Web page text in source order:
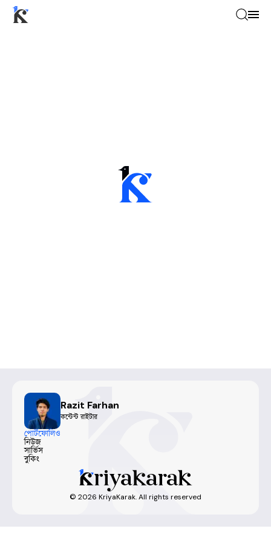
Razit Farhan
কন্টেন্ট রাইটার
পোর্টফোলিও
নিউজ
সার্ভিস
বুকিং
© 2026 KriyaKarak. All rights reserved